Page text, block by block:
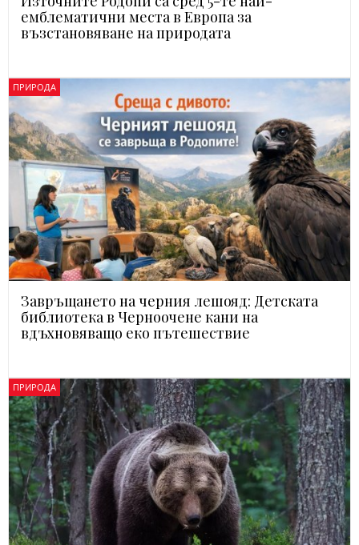
емблематични места в Европа за
възстановяване на природата
ПРИРОДА
Завръщането на черния лешояд: Детската
библиотека в Черноочене кани на
вдъхновяващо еко пътешествие
ПРИРОДА